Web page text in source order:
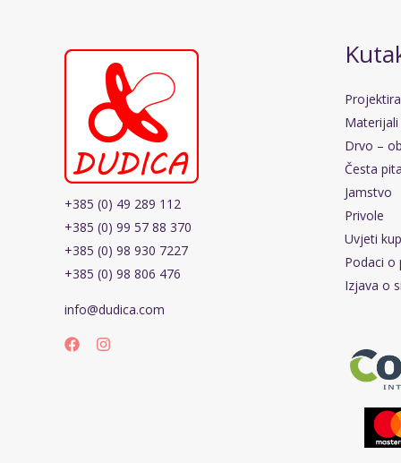
+385 (0) 49 289 112
+385 (0) 99 57 88 370
+385 (0) 98 930 7227
+385 (0) 98 806 476
info@dudica.com
Materijali
Drvo –
Česta
Jamstvo
Privole
Uvjeti
Podaci o
Izjava o